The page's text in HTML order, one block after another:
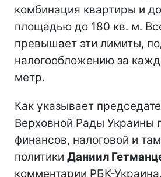
комбинация квартиры и
площадью до 180 кв. м.
превышает эти лимиты,
налогообложению за
метр.
Как указывает
Верховной Рады Украины
финансов, налоговой и
политики Даниил
комментарии РБК-